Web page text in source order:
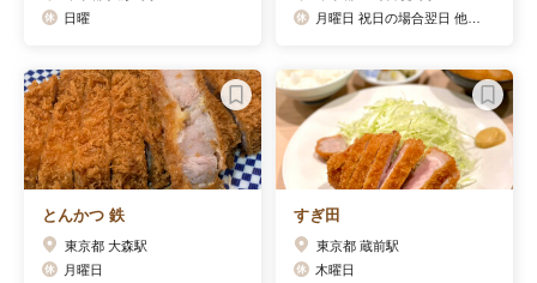
日曜
とんかつ 鉄
東京都 大森駅
月曜日
すぎ田
東京都 蔵前駅
木曜日